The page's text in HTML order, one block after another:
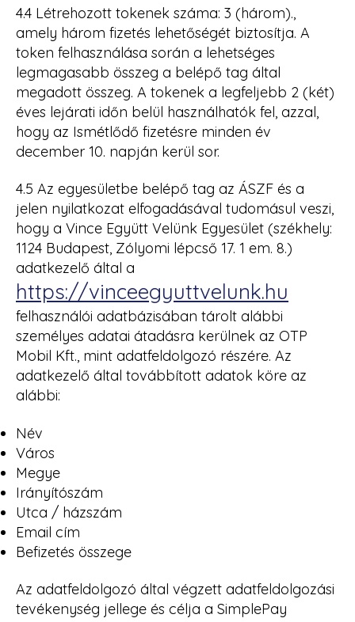
4.4 Létrehozott tokenek száma: 3 (három).,
amely három fizetés lehetőségét biztosítja. A
token felhasználása során a lehetséges
legmagasabb összeg a belépő tag által
megadott összeg. A tokenek a legfeljebb 2 (két)
éves lejárati időn belül használhatók fel, azzal,
hogy az Ismétlődő fizetésre minden év
december 10. napján kerül sor.
4.5 Az egyesületbe belépő tag az ÁSZF és a
jelen nyilatkozat elfogadásával tudomásul veszi,
hogy a Vince Együtt Velünk Egyesület (székhely:
1124 Budapest, Zólyomi lépcső 17. 1 em. 8.)
adatkezelő által a
https://vinceegyuttvelunk.hu
felhasználói adatbázisában tárolt alábbi
személyes adatai átadásra kerülnek az OTP
Mobil Kft., mint adatfeldolgozó részére. Az
adatkezelő által továbbított adatok köre az
alábbi:
Név
Város
Megye
Irányítószám
Utca / házszám
Email cím
Befizetés összege
Az adatfeldolgozó által végzett adatfeldolgozási
tevékenység jellege és célja a SimplePay